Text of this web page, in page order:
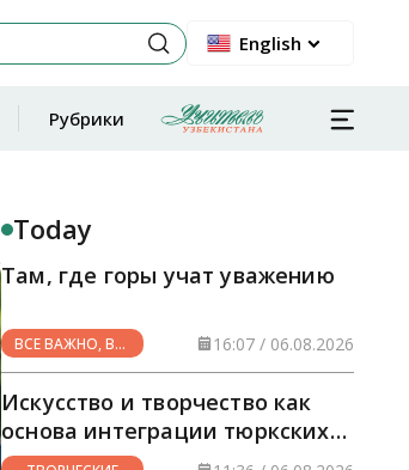
English
Рубрики
Today
Там, где горы учат уважению
ВСЕ ВАЖНО, ВСЕ
НУЖНО
16:07 / 06.08.2026
Искусство и творчество как
основа интеграции тюркских
стран